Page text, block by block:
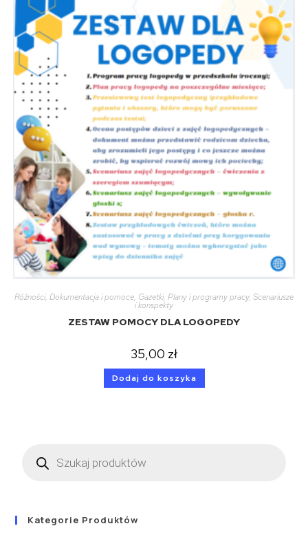
Różności, Dokumentacja i pomoce, Gazetki, Plany i programy pracy, Scenariusze
i konspekty
ZESTAW POMOCY DLA LOGOPEDY
35,00 zł
Dodaj do koszyka
Kategorie Produktów